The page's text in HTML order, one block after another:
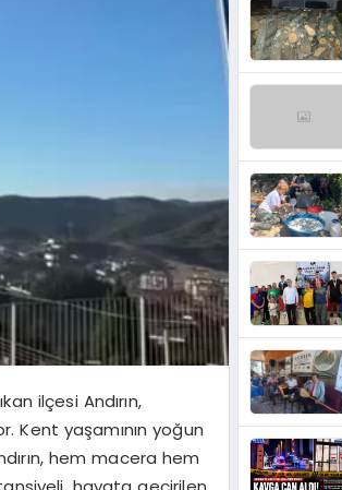
ilçesi Andırın,
yaşamının yoğun
hem macera hem